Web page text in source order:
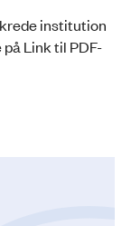
institution
Link til PDF-